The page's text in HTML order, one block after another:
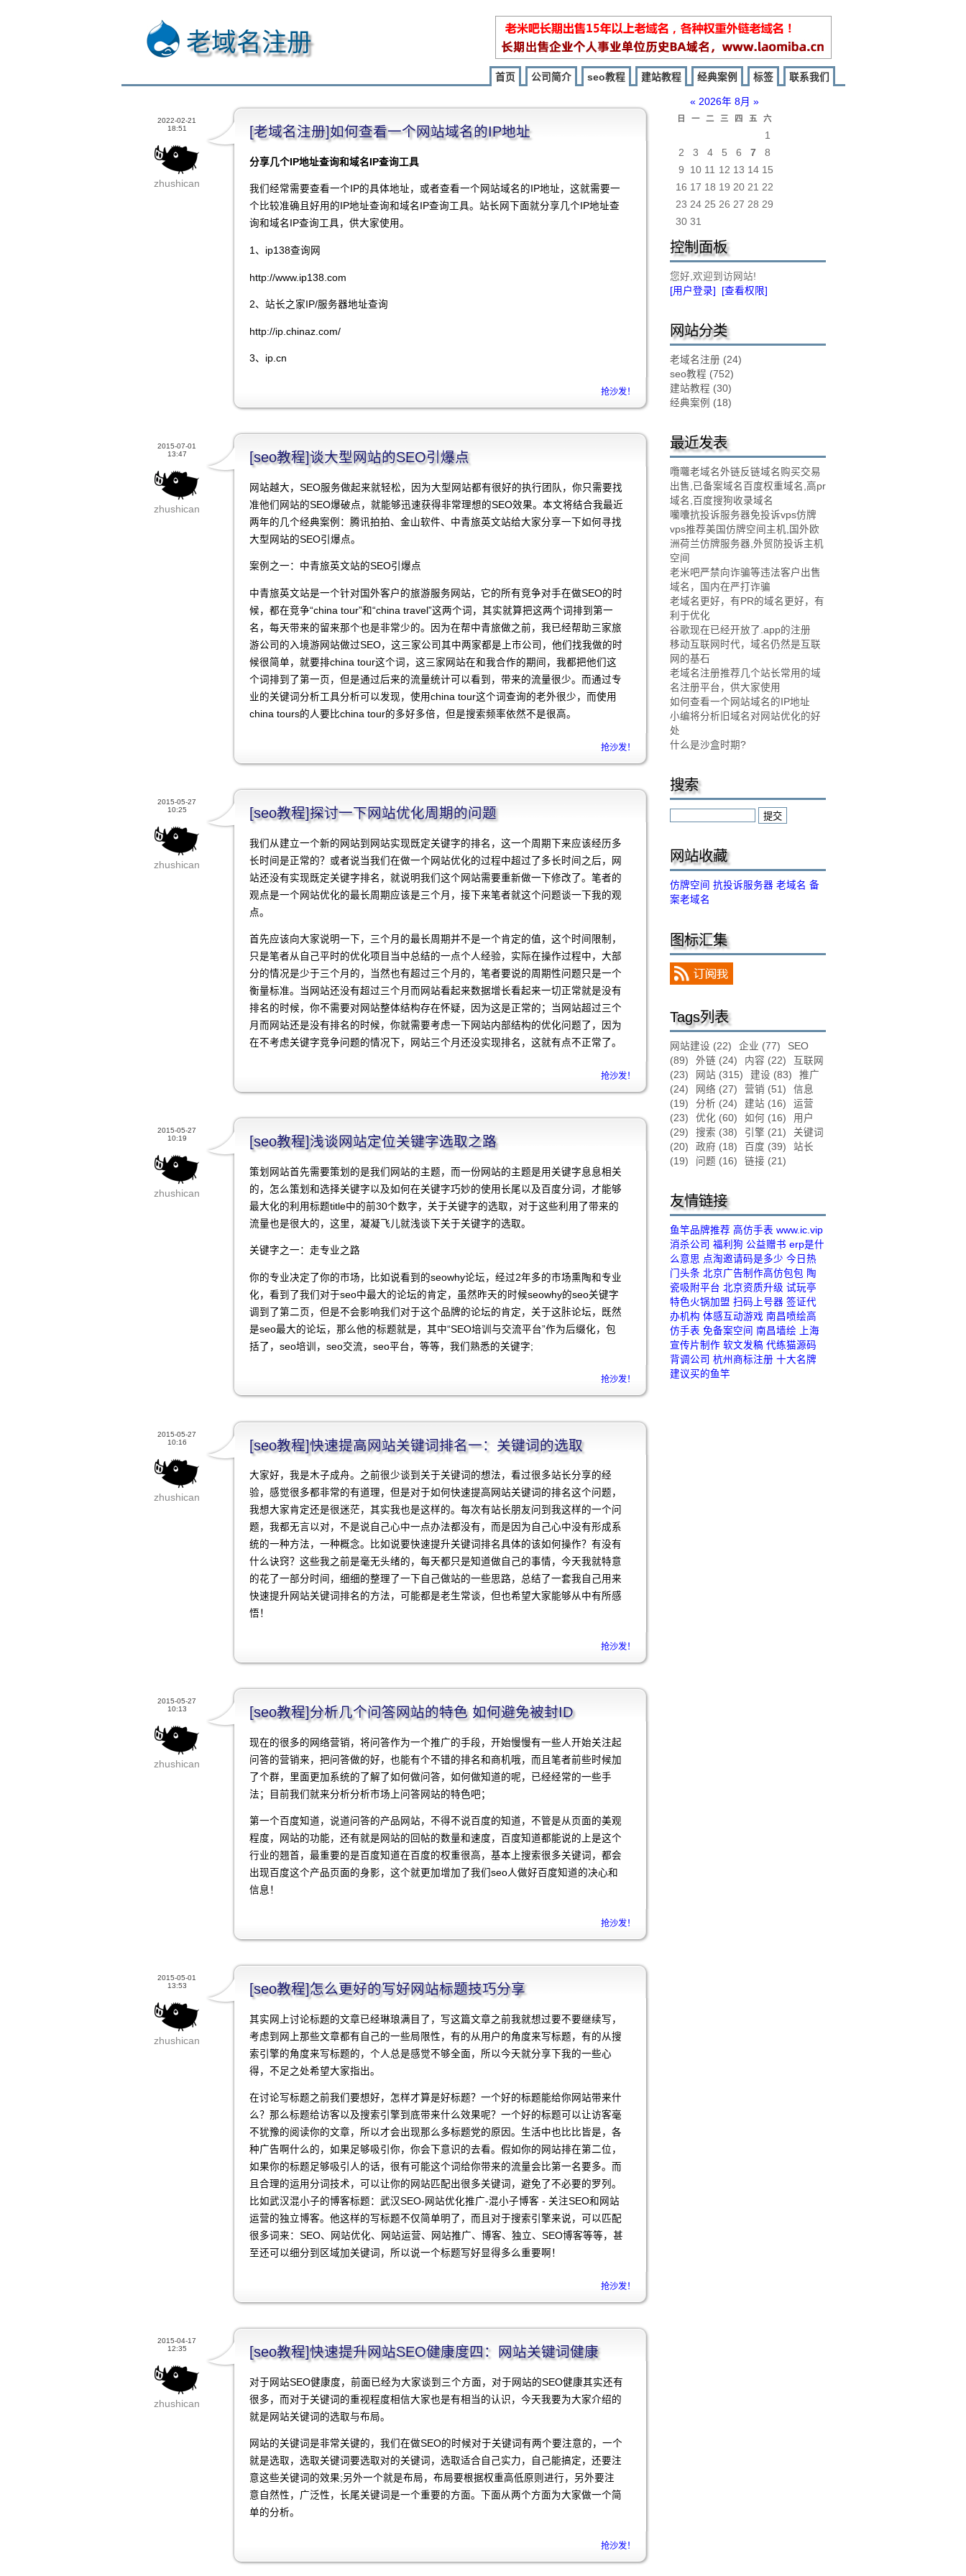
老域名注册
首页 公司简介 seo教程 建站教程 经典案例 标签 联系我们
2022-02-21
18:51
zhushican
[老域名注册]如何查看一个网站域名的IP地址
分享几个IP地址查询和域名IP查询工具
我们经常需要查看一个IP的具体地址，或者查看一个网站域名的IP地址，这就需要一
个比较准确且好用的IP地址查询和域名IP查询工具。站长网下面就分享几个IP地址查
询和域名IP查询工具，供大家使用。
1、ip138查询网
http://www.ip138.com
2、站长之家IP/服务器地址查询
http://ip.chinaz.com/
3、ip.cn
抢沙发！
2015-07-01
13:47
zhushican
[seo教程]谈大型网站的SEO引爆点
网站越大，SEO服务做起来就轻松，因为大型网站都有很好的执行团队，你只需要找
准他们网站的SEO爆破点，就能够迅速获得非常理想的SEO效果。本文将结合我最近
两年的几个经典案例：腾讯拍拍、金山软件、中青旅英文站给大家分享一下如何寻找
大型网站的SEO引爆点。
案例之一：中青旅英文站的SEO引爆点
中青旅英文站是一个针对国外客户的旅游服务网站，它的所有竞争对手在做SEO的时
候，都在竞争“china tour”和“china travel”这两个词，其实就算把这两个词排到第一
名，每天带来的留来那个也是非常少的。因为在帮中青旅做之前，我已经帮助三家旅
游公司的入境游网站做过SEO，这三家公司其中两家都是上市公司，他们找我做的时
候很简单，就要排china tour这个词，这三家网站在和我合作的期间，我都把他们这
个词排到了第一页，但是通过后来的流量统计可以看到，带来的流量很少。而通过专
业的关键词分析工具分析可以发现，使用china tour这个词查询的老外很少，而使用
china tours的人要比china tour的多好多倍，但是搜索频率依然不是很高。
抢沙发！
2015-05-27
10:25
zhushican
[seo教程]探讨一下网站优化周期的问题
我们从建立一个新的网站到网站实现既定关键字的排名，这一个周期下来应该经历多
长时间是正常的？或者说当我们在做一个网站优化的过程中超过了多长时间之后，网
站还没有实现既定关键字排名，就说明我们这个网站需要重新做一下修改了。笔者的
观点是一个网站优化的最长周期应该是三个月，接下来笔者就这个问题谈一下我的观
点。
首先应该向大家说明一下，三个月的最长周期并不是一个肯定的值，这个时间限制，
只是笔者从自己平时的优化项目当中总结的一点个人经验，实际在操作过程中，大部
分的情况是少于三个月的，当然也有超过三个月的，笔者要说的周期性问题只是一个
衡量标准。当网站还没有超过三个月而网站看起来数据增长看起来一切正常就是没有
排名的时候，你不需要对网站整体结构存在怀疑，因为这是正常的；当网站超过三个
月而网站还是没有排名的时候，你就需要考虑一下网站内部结构的优化问题了，因为
在不考虑关键字竞争问题的情况下，网站三个月还没实现排名，这就有点不正常了。
抢沙发！
2015-05-27
10:19
zhushican
[seo教程]浅谈网站定位关键字选取之路
策划网站首先需要策划的是我们网站的主题，而一份网站的主题是用关键字息息相关
的，怎么策划和选择关键字以及如何在关键字巧妙的使用长尾以及百度分词，才能够
最大化的利用标题title中的前30个数字，关于关键字的选取，对于这些利用了带来的
流量也是很大的，这里，凝凝飞儿就浅谈下关于关键字的选取。
关键字之一：走专业之路
你的专业决定了你的市场，比如说看到的seowhy论坛，经过2年多的市场熏陶和专业
化，看到了我们对于seo中最大的论坛的肯定，虽然昨天的时候seowhy的seo关键字
调到了第二页，但是不会影响我们对于这个品牌的论坛的肯定，关于这胩论坛，既然
是seo最大的论坛，那么他的标题就是，其中“SEO培训与交流平台”作为后缀化，包
括了，seo培训，seo交流，seo平台，等等，我们熟悉的关键字;
抢沙发！
2015-05-27
10:16
zhushican
[seo教程]快速提高网站关键词排名一：关键词的选取
大家好，我是木子成舟。之前很少谈到关于关键词的想法，看过很多站长分享的经
验，感觉很多都非常的有道理，但是对于如何快速提高网站关键词的排名这个问题，
我想大家肯定还是很迷茫，其实我也是这样的。每次有站长朋友问到我这样的一个问
题，我都无言以对，不是说自己心中一点办法都没有，而是因为自己心中没有形成系
统的一种方法，一种概念。比如说要快速提升关键词排名具体的该如何操作？有没有
什么诀窍？这些我之前是毫无头绪的，每天都只是知道做自己的事情，今天我就特意
的花了一部分时间，细细的整理了一下自己做站的一些思路，总结了一套我自己用来
快速提升网站关键词排名的方法，可能都是老生常谈，但也希望大家能够从中有所感
悟！
抢沙发！
2015-05-27
10:13
zhushican
[seo教程]分析几个问答网站的特色 如何避免被封ID
现在的很多的网络营销，将问答作为一个推广的手段，开始慢慢有一些人开始关注起
问答的营销来，把问答做的好，也能有个不错的排名和商机哦，而且笔者前些时候加
了个群，里面更加系统的了解了如何做问答，如何做知道的呢，已经经常的一些手
法；目前我们就来分析分析市场上问答网站的特色吧；
第一个百度知道，说道问答的产品网站，不得不说百度的知道，不管是从页面的美观
程度，网站的功能，还有就是网站的回帖的数量和速度，百度知道都能说的上是这个
行业的翘首，最重要的是百度知道在百度的权重很高，基本上搜索很多关键词，都会
出现百度这个产品页面的身影，这个就更加增加了我们seo人做好百度知道的决心和
信息！
抢沙发！
2015-05-01
13:53
zhushican
[seo教程]怎么更好的写好网站标题技巧分享
其实网上讨论标题的文章已经琳琅满目了，写这篇文章之前我就想过要不要继续写，
考虑到网上那些文章都有自己的一些局限性，有的从用户的角度来写标题，有的从搜
索引擎的角度来写标题的，个人总是感觉不够全面，所以今天就分享下我的一些心
得，不足之处希望大家指出。
在讨论写标题之前我们要想好，怎样才算是好标题？一个好的标题能给你网站带来什
么？那么标题给访客以及搜索引擎到底带来什么效果呢？一个好的标题可以让访客毫
不犹豫的阅读你的文章，所以才会出现那么多标题党的原因。生活中也比比皆是，各
种广告啊什么的，如果足够吸引你，你会下意识的去看。假如你的网站排在第二位，
如果你的标题足够吸引人的话，很有可能这个词给你带来的流量会比第一名要多。而
且合理的运用分词技术，可以让你的网站匹配出很多关键词，避免了不必要的罗列。
比如武汉混小子的博客标题：武汉SEO-网站优化推广-混小子博客 - 关注SEO和网站
运营的独立博客。他这样的写标题不仅简单明了，而且对于搜索引擎来说，可以匹配
很多词来：SEO、网站优化、网站运营、网站推广、博客、独立、SEO博客等等，甚
至还可以细分到区域加关键词，所以说一个标题写好显得多么重要啊！
抢沙发！
2015-04-17
12:35
zhushican
[seo教程]快速提升网站SEO健康度四：网站关键词健康
对于网站SEO健康度，前面已经为大家谈到三个方面，对于网站的SEO健康其实还有
很多，而对于关键词的重视程度相信大家也是有相当的认识，今天我要为大家介绍的
就是网站关键词的选取与布局。
网站的关键词是非常关键的，我们在做SEO的时候对于关键词有两个要注意的，一个
就是选取，选取关键词要选取对的关键词，选取适合自己实力，自己能搞定，还要注
意这些关键词的效果;另外一个就是布局，布局要根据权重高低原则进行，另外要注
意自然性，广泛性，长尾关键词是一个重要的方面。下面从两个方面为大家做一个简
单的分析。
抢沙发！
« 2026年 8月 »
日 一 二 三 四 五 六
1
2
3 4 5 6 7
8
9
10 11 12 13 14 15
16 17 18 19 20 21 22
23 24 25 26 27 28 29
30 31
控制面板
您好,欢迎到访网站!
[用户登录]
[查看权限]
网站分类
老域名注册 (24)
seo教程 (752)
建站教程 (30)
经典案例 (18)
最近发表
囕囖老域名外链反链域名购买交易
出售,已备案域名百度权重域名,高pr
域名,百度搜狗收录域名
囒囔抗投诉服务器免投诉vps仿牌
vps推荐美国仿牌空间主机,国外欧
洲荷兰仿牌服务器,外贸防投诉主机
空间
老米吧严禁向诈骗等违法客户出售
域名，国内在严打诈骗
老域名更好，有PR的域名更好，有
利于优化
谷歌现在已经开放了.app的注册
移动互联网时代，域名仍然是互联
网的基石
老域名注册推荐几个站长常用的域
名注册平台，供大家使用
如何查看一个网站域名的IP地址
小编将分析旧域名对网站优化的好
处
什么是沙盒时期?
搜索
网站收藏
仿牌空间 抗投诉服务器 老域名 备
案老域名
图标汇集
Tags列表
网站建设 (22) 企业 (77)
SEO
(89)
外链 (24) 内容 (22)
互联网
(23)
网站 (315) 建设 (83)
推广
(24)
网络 (27) 营销 (51)
信息
(19)
分析 (24) 建站 (16)
运营
(23)
优化 (60) 如何 (16)
用户
(29)
搜索 (38) 引擎 (21)
关键词
(20)
政府 (18) 百度 (39)
站长
(19)
问题 (16) 链接 (21)
友情链接
鱼竿品牌推荐 高仿手表 www.ic.vip
消杀公司 福利狗 公益赠书 erp是什
么意思 点淘邀请码是多少 今日热
门头条 北京广告制作高仿包包 陶
瓷吸附平台 北京资质升级 试玩亭
特色火锅加盟 扫码上号器 签证代
办机构 体感互动游戏 南昌喷绘高
仿手表 免备案空间 南昌墙绘
上海
宣传片制作 软文发稿 代练猫源码
背调公司 杭州商标注册 十大名牌
建议买的鱼竿